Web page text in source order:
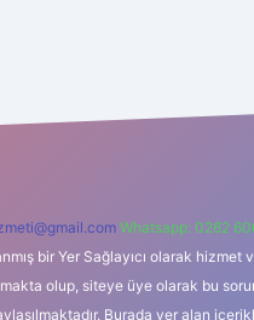
Whatsapp: 0262
bir Yer Sağlayıcı olarak
olup, siteye üye olarak bu
Burada yer alan